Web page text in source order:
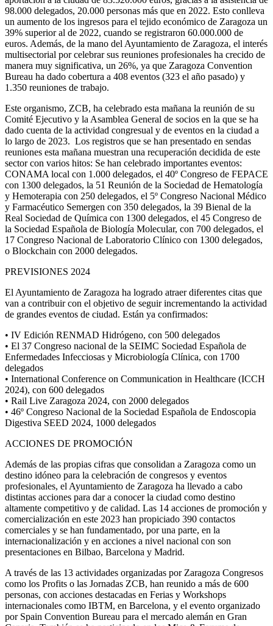
98.000 delegados, 20.000 personas más que en 2022. Esto conlleva
un aumento de los ingresos para el tejido económico de Zaragoza un
39% superior al de 2022, cuando se registraron 60.000.000 de
euros. Además, de la mano del Ayuntamiento de Zaragoza, el interés
multisectorial por celebrar sus reuniones profesionales ha crecido de
manera muy significativa, un 26%, ya que Zaragoza Convention
Bureau ha dado cobertura a 408 eventos (323 el año pasado) y
1.350 reuniones de trabajo.
Este organismo, ZCB, ha celebrado esta mañana la reunión de su
Comité Ejecutivo y la Asamblea General de socios en la que se ha
dado cuenta de la actividad congresual y de eventos en la ciudad a
lo largo de 2023. Los registros que se han presentado en sendas
reuniones esta mañana muestran una recuperación decidida de este
sector con varios hitos: Se han celebrado importantes eventos:
CONAMA local con 1.000 delegados, el 40º Congreso de FEPACE
con 1300 delegados, la 51 Reunión de la Sociedad de Hematología
y Hemoterapia con 250 delegados, el 5º Congreso Nacional Médico
y Farmacéutico Semergen con 350 delegados, la 39 Bienal de la
Real Sociedad de Química con 1300 delegados, el 45 Congreso de
la Sociedad Española de Biología Molecular, con 700 delegados, el
17 Congreso Nacional de Laboratorio Clínico con 1300 delegados,
o Blockchain con 2000 delegados.
PREVISIONES 2024
El Ayuntamiento de Zaragoza ha logrado atraer diferentes citas que
van a contribuir con el objetivo de seguir incrementando la actividad
de grandes eventos de ciudad. Están ya confirmados:
• IV Edición RENMAD Hidrógeno, con 500 delegados
• El 37 Congreso nacional de la SEIMC Sociedad Española de
Enfermedades Infecciosas y Microbiología Clínica, con 1700
delegados
• International Conference on Communication in Healthcare (ICCH
2024), con 600 delegados
• Rail Live Zaragoza 2024, con 2000 delegados
• 46º Congreso Nacional de la Sociedad Española de Endoscopia
Digestiva SEED 2024, 1000 delegados
ACCIONES DE PROMOCIÓN
Además de las propias cifras que consolidan a Zaragoza como un
destino idóneo para la celebración de congresos y eventos
profesionales, el Ayuntamiento de Zaragoza ha llevado a cabo
distintas acciones para dar a conocer la ciudad como destino
altamente competitivo y de calidad. Las 14 acciones de promoción y
comercialización en este 2023 han propiciado 390 contactos
comerciales y se han fundamentado, por una parte, en la
internacionalización y en acciones a nivel nacional con son
presentaciones en Bilbao, Barcelona y Madrid.
A través de las 13 actividades organizadas por Zaragoza Congresos
como los Profits o las Jornadas ZCB, han reunido a más de 600
personas, con acciones destacadas en Ferias y Workshops
internacionales como IBTM, en Barcelona, y el evento organizado
por Spain Convention Bureau para el mercado alemán en Gran